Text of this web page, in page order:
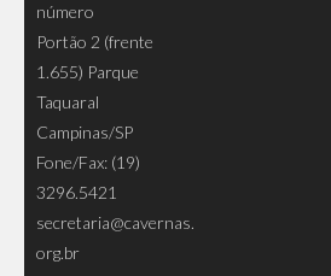
número
Portão 2 (frente
1.655) Parque
Taquaral
Campinas/SP
Fone/Fax: (19)
3296.5421
secretaria@cavernas.
org.br